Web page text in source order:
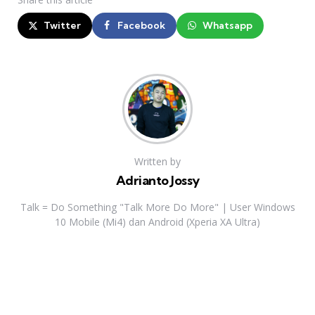
Twitter Facebook Whatsapp
Written by
Adrianto Jossy
Talk = Do Something "Talk More Do More" | User Windows
10 Mobile (Mi4) dan Android (Xperia XA Ultra)